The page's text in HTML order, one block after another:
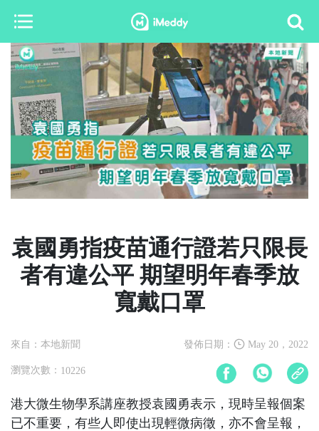
袁國勇指疫苗通行證若只限長
者有違公平 期望明年春季放
寬戴口罩
來自：本地新聞 發佈日期： May 20，2022
瀏覽次數： 10226
港大微生物學系講座教授袁國勇表示，現時呈報個案
已不重要，有些人即使出現輕微病徵，亦不會呈報，